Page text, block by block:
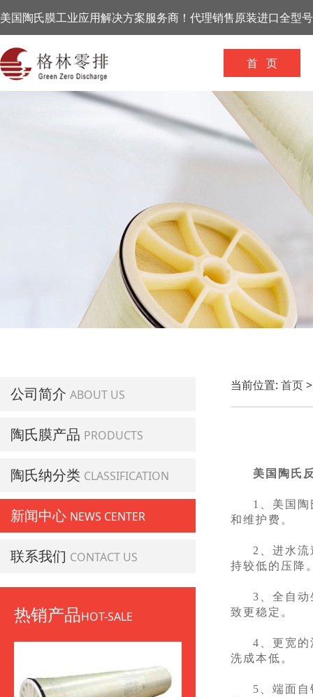
美国陶氏膜工业应用解决方案服务商！代理销售原装进口全型
首 页
公司简介 ABOUT US
陶氏膜产品 PRODUCTS
陶氏纳分类 CLASSIFICATION
新闻中心 NEWS CENTER
联系我们 CONTACT US
热销产品HOT-SALE
当前位置: 首页
美国陶氏
1、美国陶
和维护费。
2、进水
持较低的压降
3、全自
致更稳定。
4、更宽
洗成本低。
5、端面